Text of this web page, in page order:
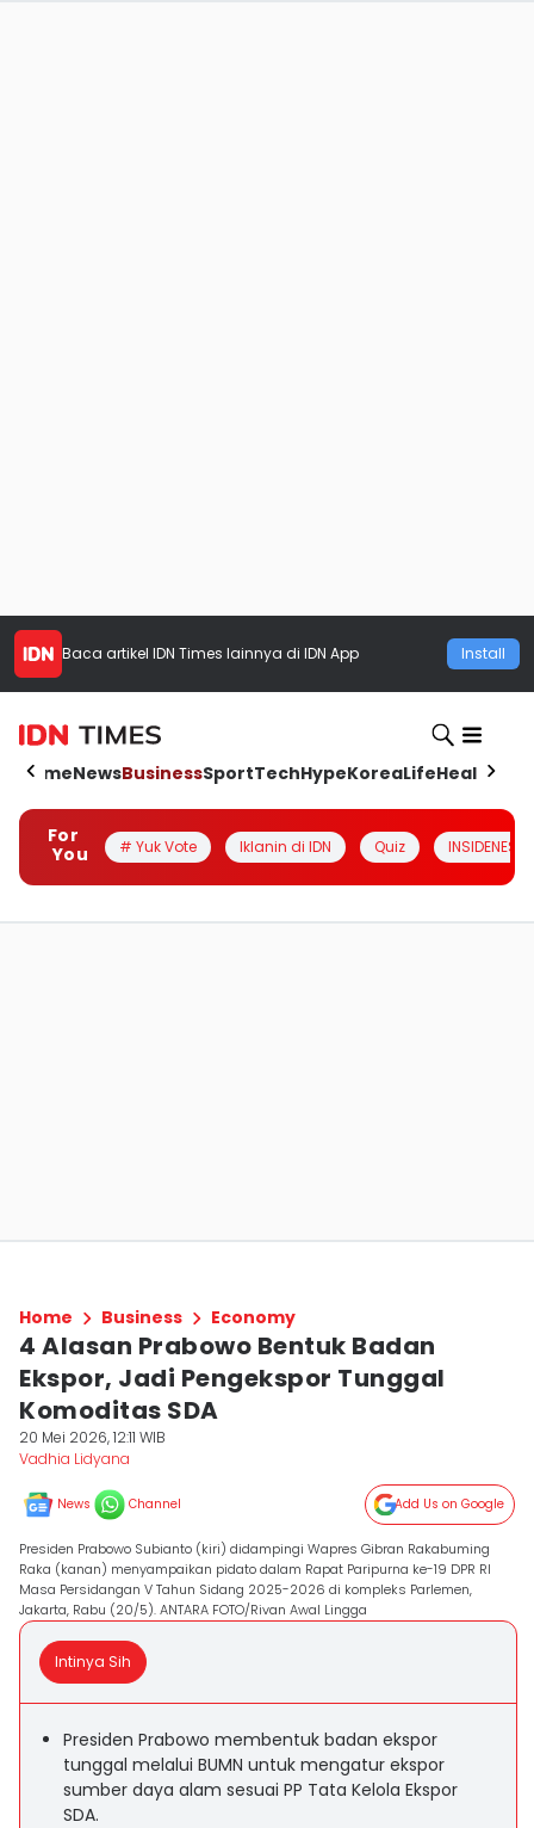
Baca artikel IDN Times lainnya di IDN App Install
HomeNewsBusinessSportTechHypeKoreaLifeHealth
For
You
# Yuk Vote Iklanin di IDN Quiz INSIDENESIA
Home Business Economy
4 Alasan Prabowo Bentuk Badan
Ekspor, Jadi Pengekspor Tunggal
Komoditas SDA
20 Mei 2026, 12:11 WIB
Vadhia Lidyana
News Channel Add Us on Google
Presiden Prabowo Subianto (kiri) didampingi Wapres Gibran Rakabuming
Raka (kanan) menyampaikan pidato dalam Rapat Paripurna ke-19 DPR RI
Masa Persidangan V Tahun Sidang 2025-2026 di kompleks Parlemen,
Jakarta, Rabu (20/5). ANTARA FOTO/Rivan Awal Lingga
Intinya Sih
Presiden Prabowo membentuk badan ekspor
tunggal melalui BUMN untuk mengatur ekspor
sumber daya alam sesuai PP Tata Kelola Ekspor
SDA.